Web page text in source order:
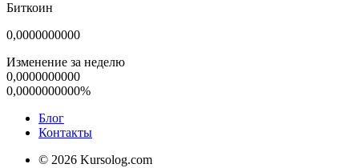
Биткоин
0,0000000000
Изменение за неделю
0,0000000000
0,0000000000%
Блог
Контакты
© 2026 Kursolog.com